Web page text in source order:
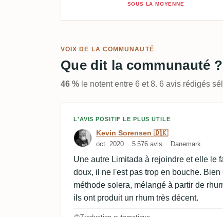
SOUS LA MOYENNE
VOIX DE LA COMMUNAUTÉ
Que dit la communauté ?
46 % le notent entre 6 et 8. 6 avis rédigés
Avis de Kevin Sorensen
L'AVIS POSITIF LE PLUS UTILE
Kevin Sorensen 🇩🇰
oct. 2020 5 576 avis Danemark
Une autre Limitada à rejoindre et elle le
doux, il ne l'est pas trop en bouche.
méthode solera, mélangé à partir de
ils ont produit un rhum très décent.